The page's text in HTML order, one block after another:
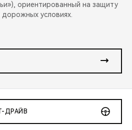
ориентированный на защиту
условиях.
ДРАЙВ